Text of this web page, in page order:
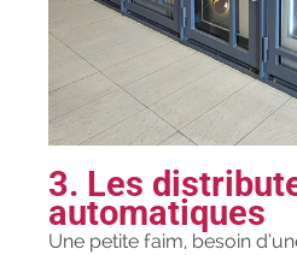
les dates
|
employeur :
Faites le
effectuez votre
#IFAides
Participez à
entreprises,
Participez à
3. Les
automatiques
Une petite faim, besoin